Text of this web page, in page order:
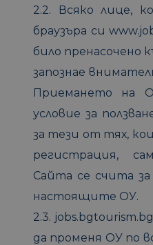
2.2. Всяко лице,
браузъра си
било пренасочено
запознае
Приемането на
условие за
за тези от тях,
регистрация,
Сайта се счита за
настоящите ОУ.
2.3.
да променя ОУ по